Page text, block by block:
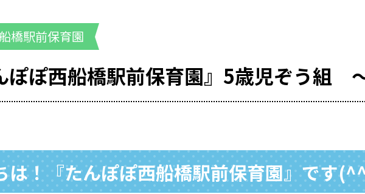
橋駅前保育園
ぽぽ西船橋駅前保育園』5歳児ぞう組
は！『たんぽぽ西船橋駅前保育園』です